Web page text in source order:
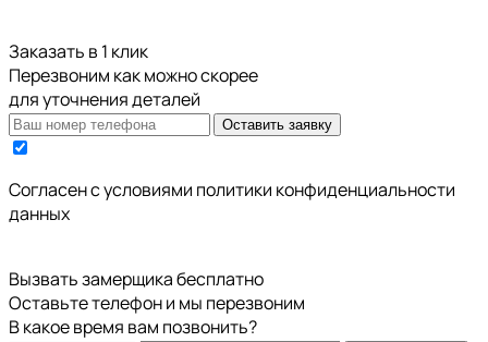
Заказать в 1 клик
Перезвоним как можно скорее
для уточнения деталей
Оставить заявку
Cогласен с условиями политики конфиденциальности
данных
Вызвать замерщика бесплатно
Оставьте телефон и мы перезвоним
В какое время вам позвонить?